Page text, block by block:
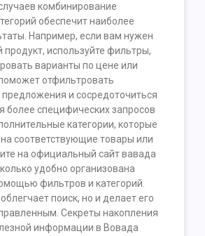
комбинирование
обеспечит наиболее
Например, если вам нужен
используйте фильтры,
варианты по цене или
отфильтровать
и сосредоточиться
более специфических запросов
категории, которые
на соответствующие товары или
на официальный сайт вавада
удобно организована
фильтров и категорий.
поиск, но и делает его
Секреты накопления
информации в Вовада